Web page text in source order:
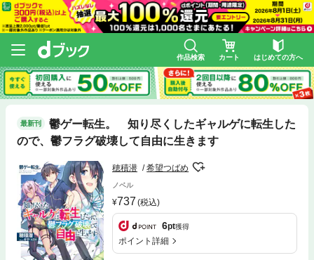
作品検索 カート はじめての方へ
最新刊
鬱ゲー転生。 知り尽くしたギャルゲに転生した
ので、鬱フラグ破壊して自由に生きます
穂積潜 希望つばめ
ノベル
737 (税込)
6pt獲得
ポイント詳細